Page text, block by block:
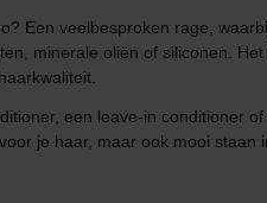
Een veelbesproken rage,
minerale oliën of siliconen.
een leave-in conditioner
je haar, maar ook mooi staan